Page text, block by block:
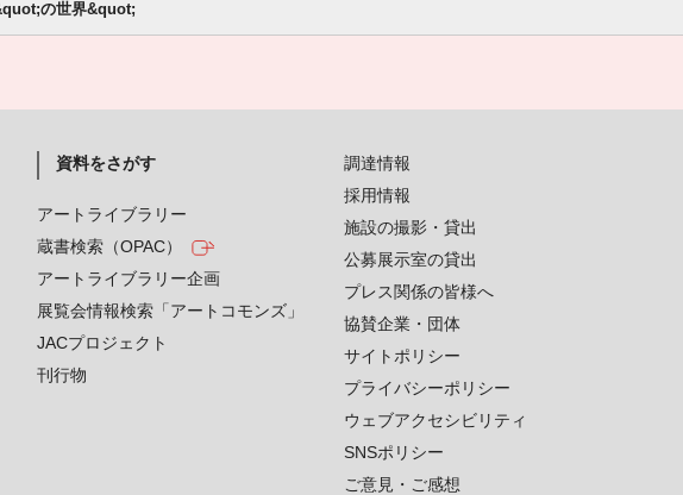
の世界&quot;
資料をさがす
アートライブラリー
蔵書検索（OPAC）
アートライブラリー企画
展覧会情報検索「アートコモンズ」
JACプロジェクト
刊行物
調達情報
採用情報
施設の撮影・貸出
公募展示室の貸出
プレス関係の皆様へ
協賛企業・団体
サイトポリシー
プライバシーポリシー
ウェブアクセシビリティ
SNSポリシー
ご意見・ご感想